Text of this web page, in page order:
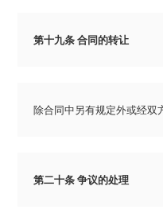
第十九条 合同的转让
除合同中另有规定外或经双
第二十条 争议的处理